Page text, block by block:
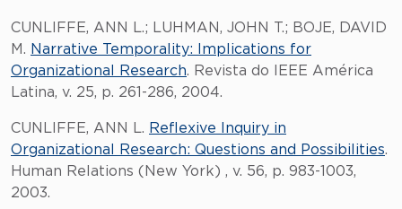
CUNLIFFE, ANN L.; LUHMAN, JOHN T.; BOJE, DAVID
M. Narrative Temporality: Implications for
Organizational Research. Revista do IEEE América
Latina, v. 25, p. 261-286, 2004.
CUNLIFFE, ANN L. Reflexive Inquiry in
Organizational Research: Questions and Possibilities.
Human Relations (New York) , v. 56, p. 983-1003,
2003.